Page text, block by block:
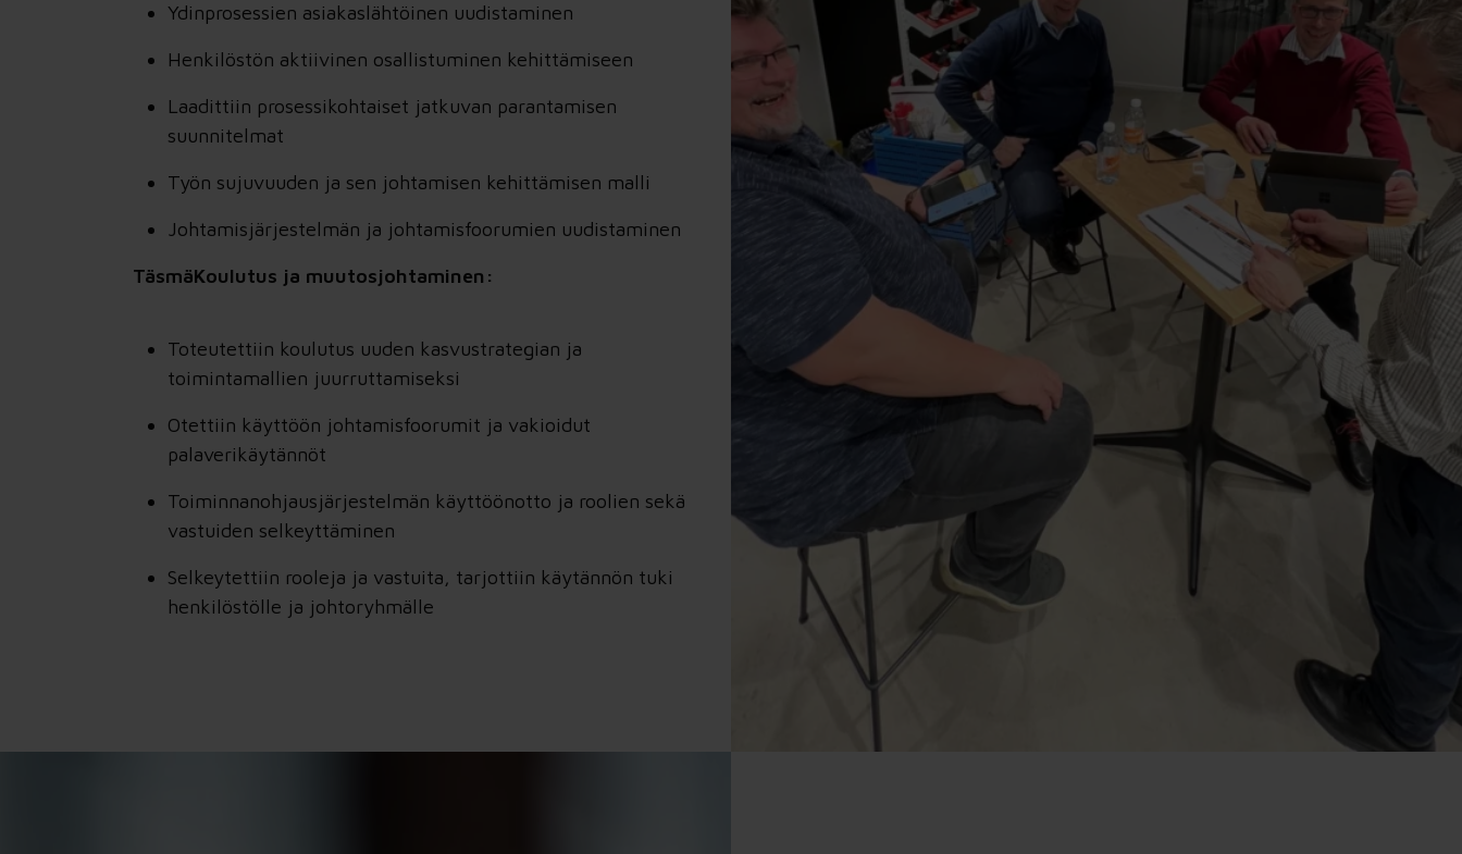
Ydinprosessien asiakaslähtöinen uudistaminen
Henkilöstön aktiivinen osallistuminen kehittämiseen
Laadittiin prosessikohtaiset jatkuvan parantamisen
suunnitelmat
Työn sujuvuuden ja sen johtamisen kehittämisen malli
Johtamisjärjestelmän ja johtamisfoorumien uudistaminen
TäsmäKoulutus ja muutosjohtaminen:
Toteutettiin koulutus uuden kasvustrategian ja
toimintamallien juurruttamiseksi
Otettiin käyttöön johtamisfoorumit ja vakioidut
palaverikäytännöt
Toiminnanohjausjärjestelmän käyttöönotto ja roolien sekä
vastuiden selkeyttäminen
Selkeytettiin rooleja ja vastuita, tarjottiin käytännön tuki
henkilöstölle ja johtoryhmälle